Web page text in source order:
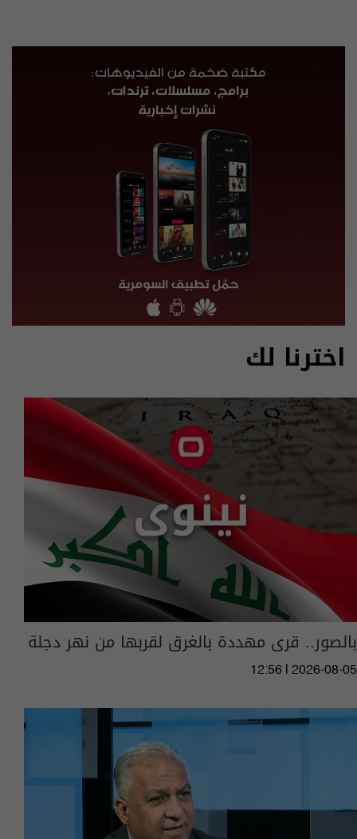
اخترنا لك
بالصور.. قرى مهددة بالغرق لقربها من نهر دجلة
12:56 | 2026-08-05